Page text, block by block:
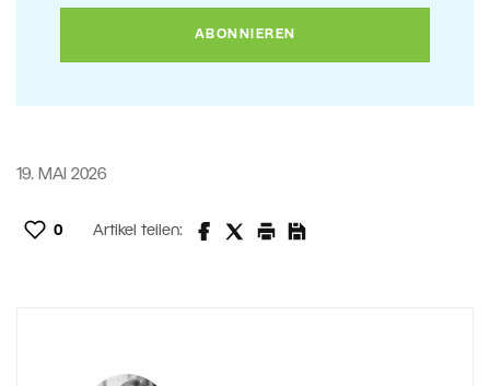
19. MAI 2026
0 Artikel teilen: